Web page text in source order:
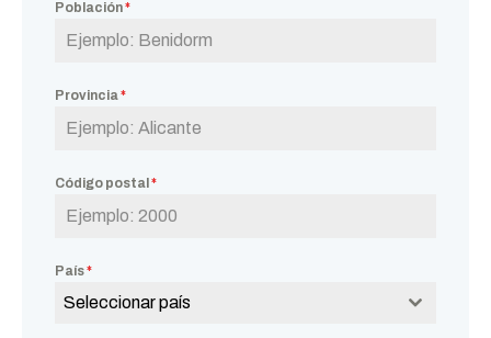
Población*
Provincia*
Código postal *
País*
Seleccionar país